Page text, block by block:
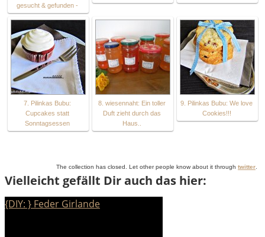
gesucht & gefunden -
7. Pilinkas Bubu:
Cupcakes statt
Sonntagsessen
8. wiesennaht: Ein toller
Duft zieht durch das
Haus..
9. Pilinkas Bubu: We love
Cookies!!!
The collection has closed. Let other people know about it through twitter
Vielleicht gefällt Dir auch das hier:
{DIY: } Feder Girlande